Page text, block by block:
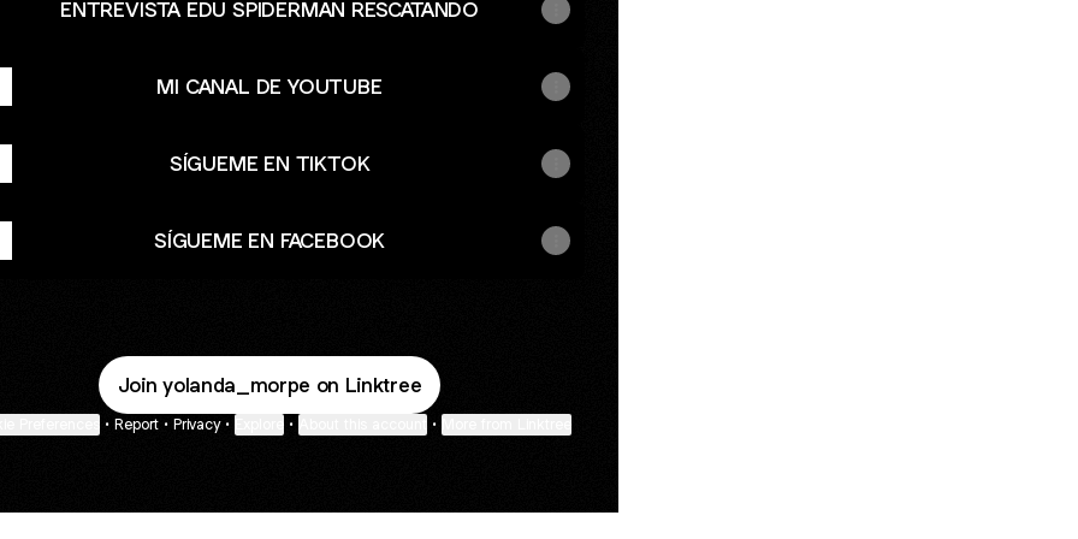
ENTREVISTA EDU SPIDERMAN RESCATANDO
MI CANAL DE YOUTUBE
SÍGUEME EN TIKTOK
SÍGUEME EN FACEBOOK
Join yolanda_morpe on Linktree
• Report • Privacy • • •